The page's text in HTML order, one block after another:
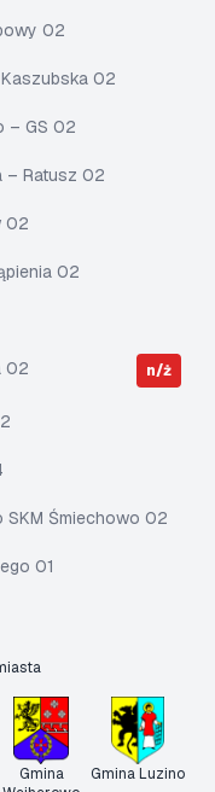
02
02
– GS 02
– Ratusz 02
02
02
02 n/ż
SKM Śmiechowo 02
01
Gmina
Gmina Luzino